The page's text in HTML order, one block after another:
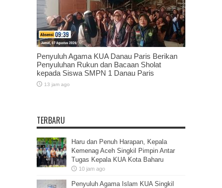
Penyuluh Agama KUA Danau Paris Berikan
Penyuluhan Rukun dan Bacaan Sholat
kepada Siswa SMPN 1 Danau Paris
13 jam ago
TERBARU
Haru dan Penuh Harapan, Kepala
Kemenag Aceh Singkil Pimpin Antar
Tugas Kepala KUA Kota Baharu
10 jam ago
Penyuluh Agama Islam KUA Singkil